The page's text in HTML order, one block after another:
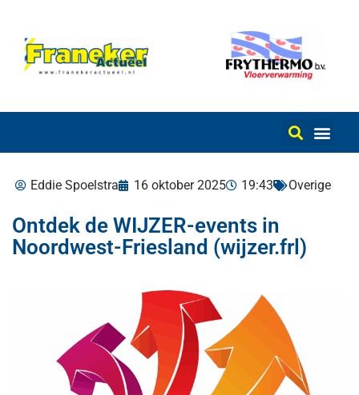
Eddie Spoelstra 16 oktober 2025 19:43 Overige
Ontdek de WIJZER-events in
Noordwest-Friesland (wijzer.frl)